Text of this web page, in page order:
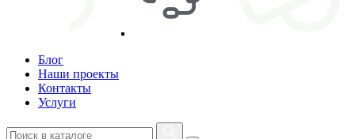
Блог
Наши проекты
Контакты
Услуги